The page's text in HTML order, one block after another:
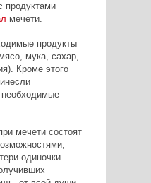
продуктами
мечети.
продукты
мука, сахар,
Кроме этого
мечети состоят
одиночки.